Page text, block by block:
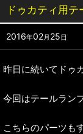
ドゥカティ用
2016年02月 25日
昨日に続いてドゥ
今回はテールラン
こちらのパーツも